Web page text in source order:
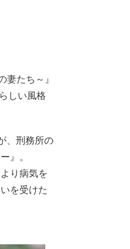
妻たち～』
しい風格
、刑務所の
』。
り病気を
を受けた